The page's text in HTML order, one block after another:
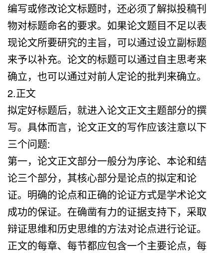
编写或修改论文标题时，还必须了解拟投稿刊
物对标题命名的要求。如果论文题目不足以表
现论文所要研究的主旨，可以通过设立副标题
来予以补充。论文的标题可以通过自主思考来
确立，也可以通过对前人定论的批判来确立。
2.正文
拟定好标题后，就进入论文正文主题部分的撰
写。具体而言，论文正文的写作应该注意以下
三个问题:
第一，论文正文部分一般分为序论、本论和结
论三个部分，其核心部分是论点的拟定和论
证。明确的论点和正确的论证方式是学术论文
成功的保证。在确凿有力的证据支持下，采取
辩证思维和历史思维的方法对论点进行论证。
正文的每章、每节都应包含一个主要论点，每